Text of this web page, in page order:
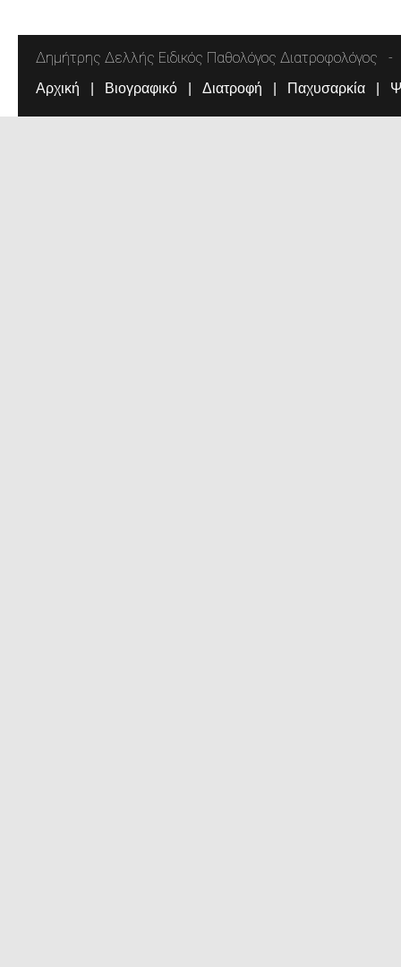
Δημήτρης Δελλής Ειδικός Παθολόγος Διατροφολόγος
Αρχική Βιογραφικό Διατροφή Παχυσαρκία